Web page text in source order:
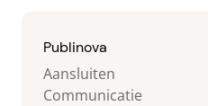
Publinova
Aansluiten
Communicatie